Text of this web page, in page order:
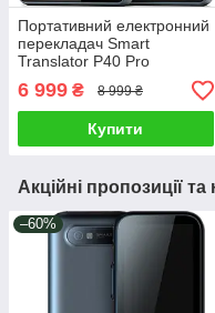
Портативний електронний
перекладач Smart
Translator P40 Pro
[Українська мова офлайн]
Голосовий переклад 24
офлайн мови 142 онлайн
6 999 ₴ 8 999 ₴
Купити
Акційні пропозиції
–60%